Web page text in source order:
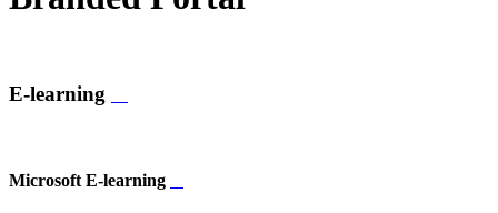
E-learning
Microsoft E-learning